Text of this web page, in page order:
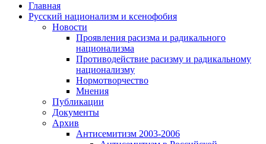
Главная
Русский национализм и ксенофобия
Новости
Проявления расизма и радикального
национализма
Противодействие расизму и радикальному
национализму
Нормотворчество
Мнения
Публикации
Документы
Архив
Антисемитизм 2003-2006